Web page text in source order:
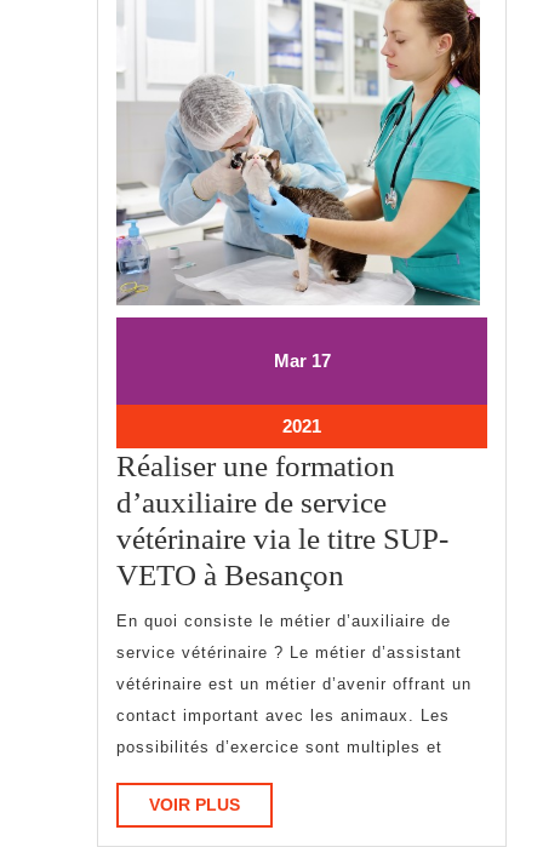
Mar17
1717
2021
mars
2021
Réaliser une formation
d’auxiliaire de service
vétérinaire via le titre SUP-
VETO à Besançon
une
formation
d’auxiliaire
de
service
En quoi consiste le métier d’auxiliaire de
service vétérinaire ? Le métier d’assistant
vétérinaire est un métier d’avenir offrant un
contact important avec les animaux. Les
possibilités d’exercice sont multiples et
VOIR PLUSVOIR
PLUS